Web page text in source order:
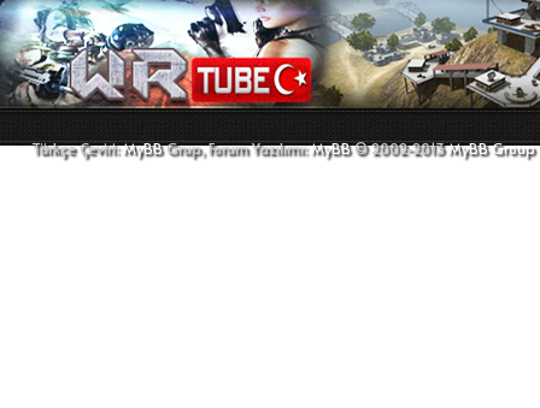
Türkçe Çeviri:MyBBGrup, Forum Yazılımı:MyBB© 2002-2013MyBB Group